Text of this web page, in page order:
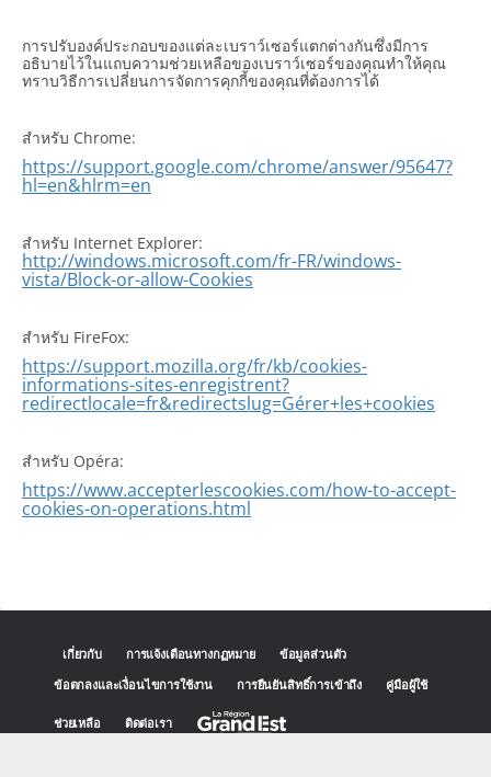
การปรับองค์ประกอบของแต่ละเบราว์เซอร์แตกต่างกันซึ่งมีการ
อธิบายไว้ในแถบความช่วยเหลือของเบราว์เซอร์ของคุณทำให้คุณ
ทราบวิธีการเปลี่ยนการจัดการคุกกี้ของคุณที่ต้องการได้
สำหรับ Chrome:
https://support.google.com/chrome/answer/95647?
hl=en&hlrm=en
สำหรับ Internet Explorer:
http://windows.microsoft.com/fr-FR/windows-
vista/Block-or-allow-Cookies
สำหรับ FireFox:
https://support.mozilla.org/fr/kb/cookies-
informations-sites-enregistrent?
redirectlocale=fr&redirectslug=Gérer+les+cookies
สำหรับ Opéra:
https://www.accepterlescookies.com/how-to-accept-
cookies-on-operations.html
เกี่ยวกับ การแจ้งเตือนทางกฏหมาย
ข้อมูลส่วนตัว
ข้อตกลงและเงื่อนไขการใช้งาน
การยืนยันสิทธิ์การเข้าถึง คู่มือผู้ใช้
ช่วยเหลือ ติดต่อเรา